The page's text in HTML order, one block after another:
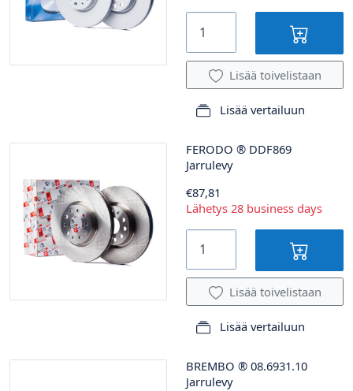
Lisää toivelistaan
Lisää vertailuun
FERODO ® DDF869
Jarrulevy
€87,81
Lähetys 28 business days
Lisää toivelistaan
Lisää vertailuun
BREMBO ® 08.6931.10
Jarrulevy